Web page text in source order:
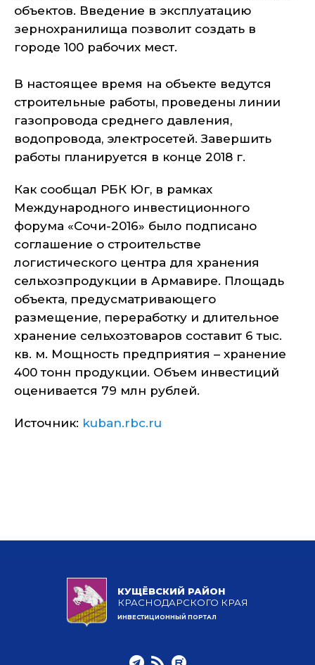
объектов. Введение в эксплуатацию
зернохранилища позволит создать в
городе 100 рабочих мест.
В настоящее время на объекте ведутся
строительные работы, проведены линии
газопровода среднего давления,
водопровода, электросетей. Завершить
работы планируется в конце 2018 г.
Как сообщал РБК Юг, в рамках
Международного инвестиционного
форума «Сочи-2016» было подписано
соглашение о строительстве
логистического центра для хранения
сельхозпродукции в Армавире. Площадь
объекта, предусматривающего
размещение, переработку и длительное
хранение сельхозтоваров составит 6 тыс.
кв. м. Мощность предприятия – хранение
400 тонн продукции. Объем инвестиций
оценивается 79 млн рублей.
Источник: kuban.rbc.ru
КУЩЁВСКИЙ РАЙОН
КРАСНОДАРСКОГО КРАЯ
ИНВЕСТИЦИОННЫЙ ПОРТАЛ